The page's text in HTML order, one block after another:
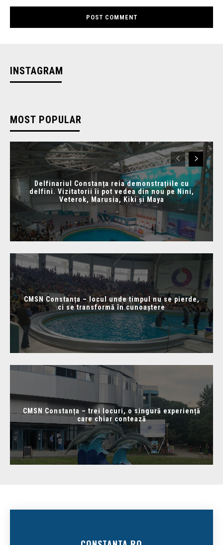
INSTAGRAM
MOST POPULAR
Delfinariul Constanța reia demonstrațiile cu
delfini. Vizitatorii îi pot vedea din nou pe Nini,
Veterok, Marusia, Kiki și Maya
CMSN Constanța – locul unde timpul nu se pierde,
ci se transformă în cunoaștere
CMSN Constanța – trei locuri, o singură experiență
care chiar contează